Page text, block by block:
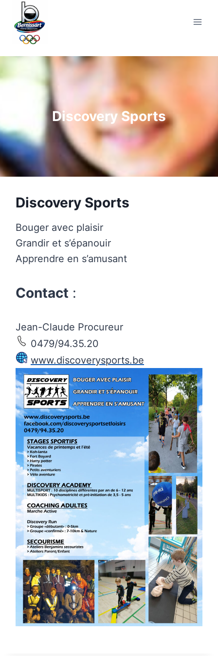
content
Discovery Sports
Discovery Sports
Bouger avec plaisir
Grandir et s’épanouir
Apprendre en s’amusant
Contact :
Jean-Claude Procureur
0479/94.35.20
www.discoverysports.be